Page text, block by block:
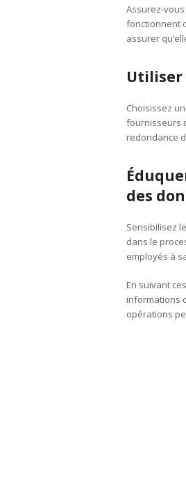
Assurez-
fonctionnent
assurer
Utiliser
Choisissez
fournisseurs
redondance
des
Sensibilisez
dans le
employés à
En suivant
informations
opérations